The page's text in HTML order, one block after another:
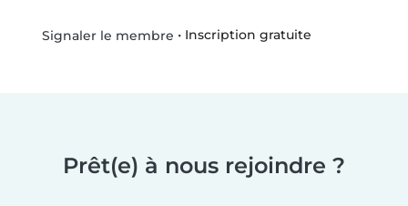
Signaler le membre • Inscription gratuite
Prêt(e) à nous rejoindre ?